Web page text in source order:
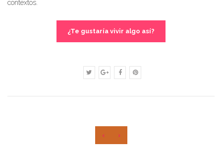
contextos.
¿Te gustaría vivir algo así?
‹ ›